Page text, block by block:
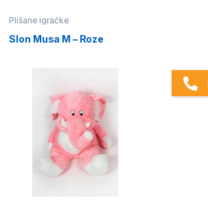
Plišane igračke
Slon Musa M – Roze